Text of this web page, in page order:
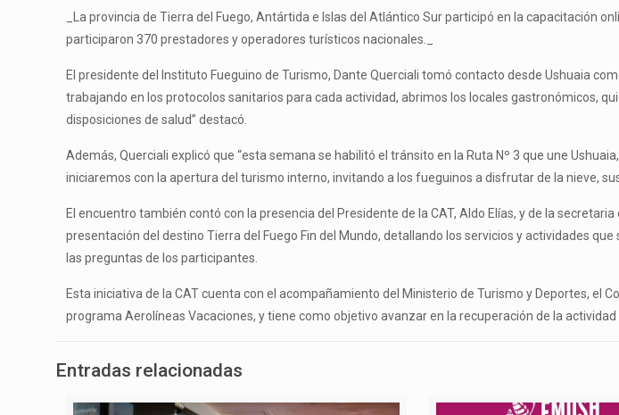
_La provincia de Tierra del Fuego, Antártida e Islas del Atlántico Sur participó en la capacitación
participaron 370 prestadores y operadores turísticos nacionales._
El presidente del Instituto Fueguino de Turismo, Dante Querciali tomó contacto desde Ushuaia
trabajando en los protocolos sanitarios para cada actividad, abrimos los locales gastronómicos,
disposiciones de salud” destacó.
Además, Querciali explicó que “esta semana se habilitó el tránsito en la Ruta Nº 3 que une
iniciaremos con la apertura del turismo interno, invitando a los fueguinos a disfrutar de la nieve,
El encuentro también contó con la presencia del Presidente de la CAT, Aldo Elías, y de la
presentación del destino Tierra del Fuego Fin del Mundo, detallando los servicios y actividades
las preguntas de los participantes.
Esta iniciativa de la CAT cuenta con el acompañamiento del Ministerio de Turismo y Deportes, el
programa Aerolíneas Vacaciones, y tiene como objetivo avanzar en la recuperación de la actividad
Entradas relacionadas